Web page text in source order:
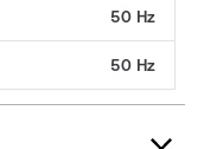
50 Hz
50 Hz